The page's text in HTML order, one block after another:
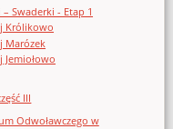
Swaderki - Etap 1
Królikowo
Marózek
III
Odwoławczego w